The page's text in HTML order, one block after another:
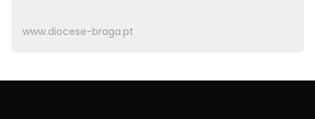
www.diocese-braga.pt